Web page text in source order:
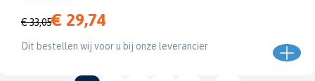
€ 33,05€ 29,74
Dit bestellen wij voor u bij onze leverancier